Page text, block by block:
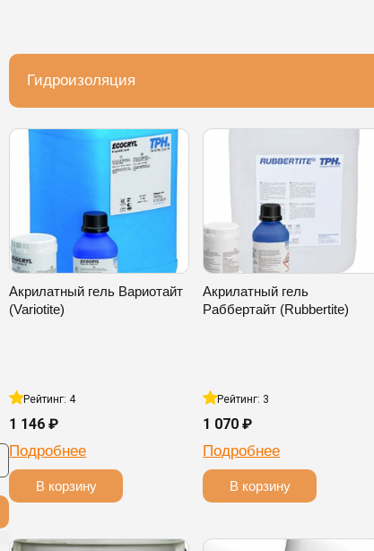
Гидроизоляция
Акрилатный гель Вариотайт
(Variotite)
Рейтинг: 4
1 146 ₽
Подробнее
В корзину
Акрилатный гель
Раббертайт (Rubbertite)
Рейтинг: 3
1 070 ₽
Подробнее
В корзину